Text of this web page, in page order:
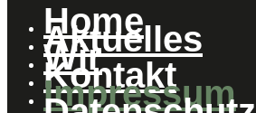
Home
Aktuelles
Wir
Kontakt
Impressum